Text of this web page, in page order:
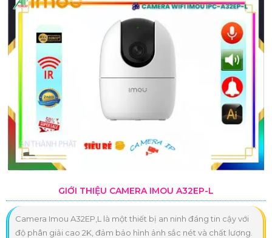
GIỚI THIỆU CAMERA IMOU A32EP-L
Camera Imou A32EP,L là một thiết bị an ninh đáng tin cậy với
độ phân giải cao 2K, đảm bảo hình ảnh sắc nét và chất lượng.